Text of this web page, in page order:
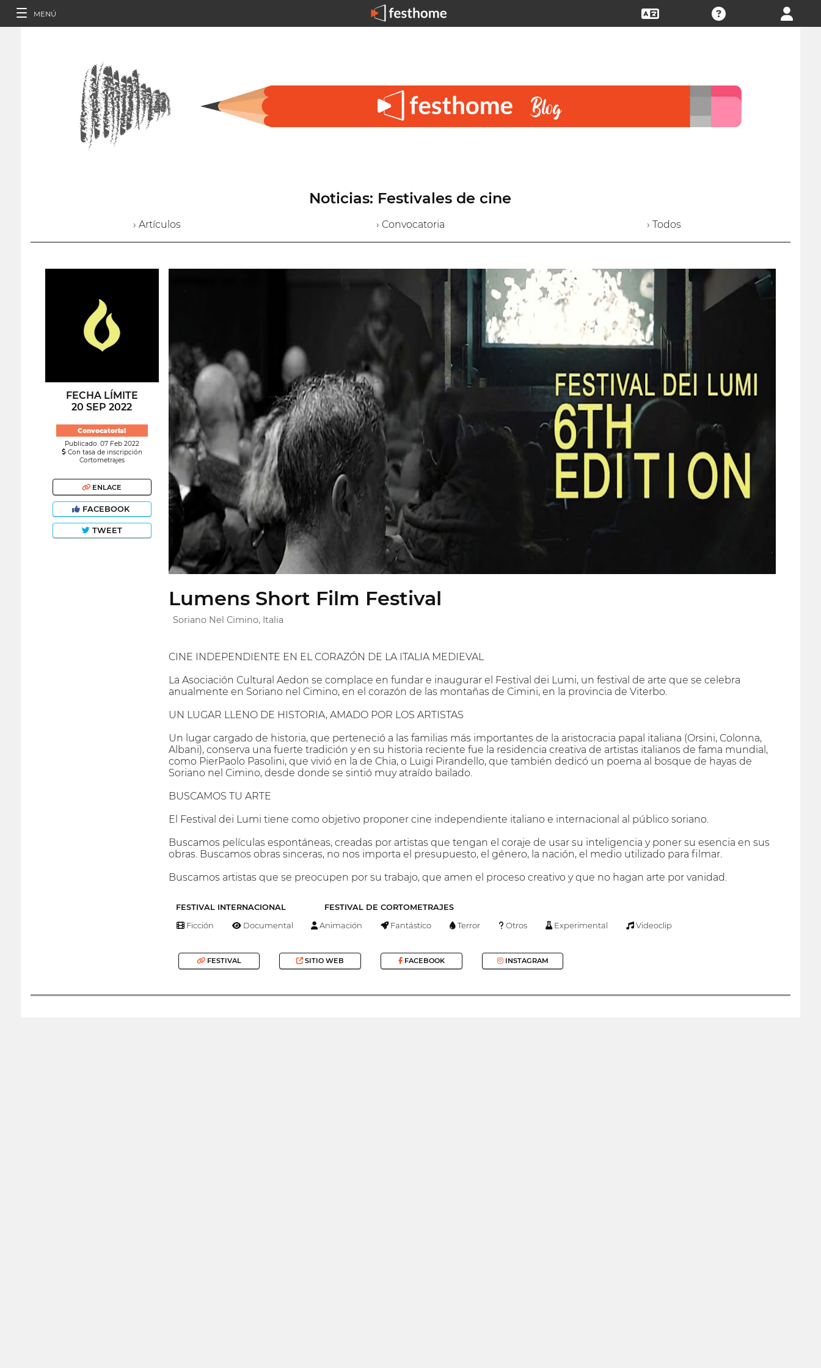
MENÚ
Noticias: Festivales de cine
› Artículos › Convocatoria › Todos
FECHA LÍMITE
20 SEP 2022
Convocatoria!
Publicado: 07 Feb 2022
Con tasa de inscripción
Cortometrajes
ENLACE
FACEBOOK
TWEET
Lumens Short Film Festival
Soriano Nel Cimino, Italia
CINE INDEPENDIENTE EN EL CORAZÓN DE LA ITALIA MEDIEVAL
La Asociación Cultural Aedon se complace en fundar e inaugurar el Festival dei Lumi, un festival de arte que se celebra
anualmente en Soriano nel Cimino, en el corazón de las montañas de Cimini, en la provincia de Viterbo.
UN LUGAR LLENO DE HISTORIA, AMADO POR LOS ARTISTAS
Un lugar cargado de historia, que perteneció a las familias más importantes de la aristocracia papal italiana (Orsini, Colonna,
Albani), conserva una fuerte tradición y en su historia reciente fue la residencia creativa de artistas italianos de fama mundial,
como PierPaolo Pasolini, que vivió en la de Chia, o Luigi Pirandello, que también dedicó un poema al bosque de hayas de
Soriano nel Cimino, desde donde se sintió muy atraído bailado.
BUSCAMOS TU ARTE
El Festival dei Lumi tiene como objetivo proponer cine independiente italiano e internacional al público soriano.
Buscamos películas espontáneas, creadas por artistas que tengan el coraje de usar su inteligencia y poner su esencia en sus
obras. Buscamos obras sinceras, no nos importa el presupuesto, el género, la nación, el medio utilizado para filmar.
Buscamos artistas que se preocupen por su trabajo, que amen el proceso creativo y que no hagan arte por vanidad.
FESTIVAL INTERNACIONAL FESTIVAL DE CORTOMETRAJES
Ficción Documental Animación Fantástico Terror Otros Experimental Videoclip
FESTIVAL SITIO WEB FACEBOOK INSTAGRAM